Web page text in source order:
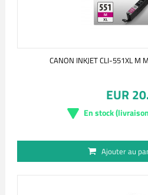
CANON INKJET CLI-551XL M
EUR
En stock
Ajouter au